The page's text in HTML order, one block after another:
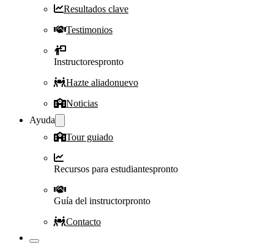
Resultados clave
Testimonios
Instructorespronto
Hazte aliadonuevo
Noticias
Ayuda
Tour guiado
Recursos para estudiantespronto
Guía del instructorpronto
Contacto